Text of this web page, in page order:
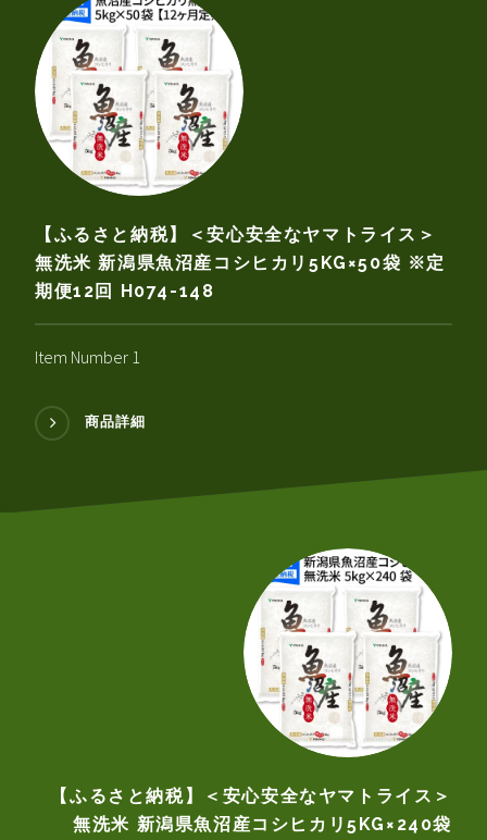
【ふるさと納税】＜安心安全なヤマトライス＞
無洗米 新潟県魚沼産コシヒカリ5KG×50袋 ※定
期便12回 H074-148
Item Number 1
商品詳細
【ふるさと納税】＜安心安全なヤマトライス＞
無洗米 新潟県魚沼産コシヒカリ5KG×240袋